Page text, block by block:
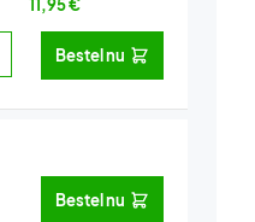
11,95€
Bestel nu
Bestel nu